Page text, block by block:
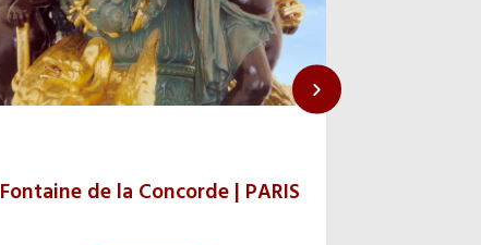
Fontaine de la Concorde | PARIS